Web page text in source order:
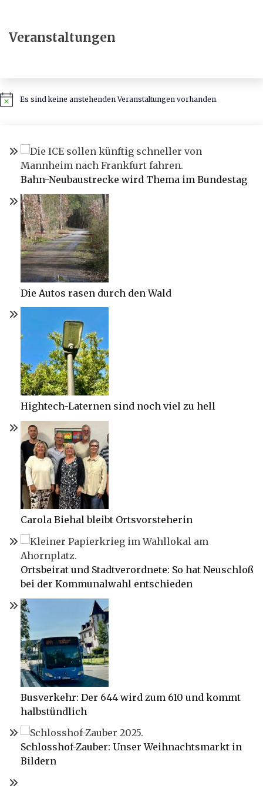
Veranstaltungen
HinweisEs sind keine anstehenden Veranstaltungen vorhanden.
Bahn-Neubaustrecke wird Thema im Bundestag
Die Autos rasen durch den Wald
Hightech-Laternen sind noch viel zu hell
Carola Biehal bleibt Ortsvorsteherin
Ortsbeirat und Stadtverordnete: So hat Neuschloß
bei der Kommunalwahl entschieden
Busverkehr: Der 644 wird zum 610 und kommt
halbstündlich
Schlosshof-Zauber: Unser Weihnachtsmarkt in
Bildern